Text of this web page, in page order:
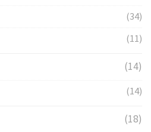
(34)
(11)
(14)
(14)
(18)